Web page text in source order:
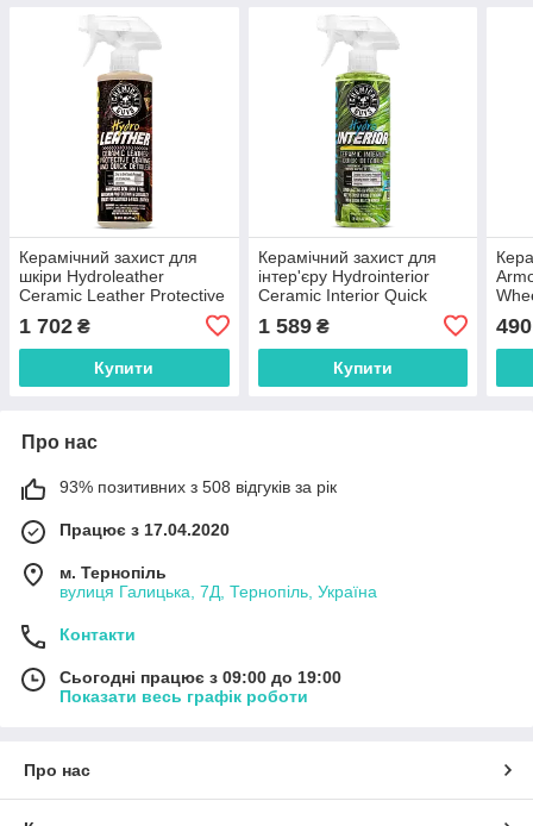
Керамічний захист для
шкіри Hydroleather
Ceramic Leather Protective
Coating And Quick Detailer
- 473мл
1 702 ₴
Купити
Керамічний захист для
інтер'єру Hydrointerior
Ceramic Interior Quick
1 589₴
Купити
490
Про нас
93% позитивних з 508 відгуків за рік
Працює з 17.04.2020
м. Тернопіль
вулиця Галицька, 7Д, Тернопіль, Україна
Контакти
Сьогодні працює з 09:00 до 19:00
Показати весь графік роботи
Про нас